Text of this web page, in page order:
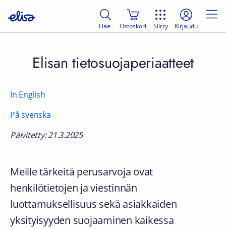
Hae Ostoskori Siirry Kirjaudu
Elisan tietosuojaperiaatteet
In English
På svenska
Päivitetty: 21.3.2025
Meille tärkeitä perusarvoja ovat
henkilötietojen ja viestinnän
luottamuksellisuus sekä asiakkaiden
yksityisyyden suojaaminen kaikessa